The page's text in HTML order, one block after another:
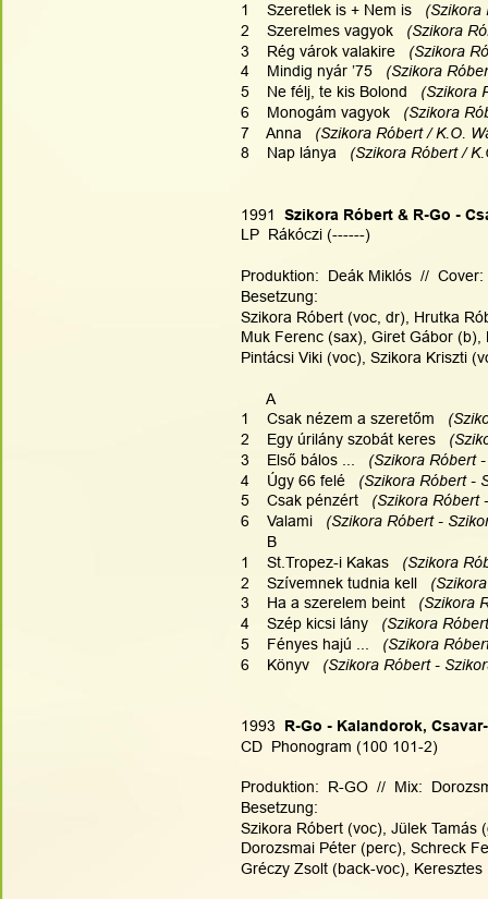
1    Szeretlek is + Nem is
(Szikora
2    Szerelmes vagyok
(Szikora
3    Rég várok valakire
(Szikora
4    Mindig nyár ’75
(Szikora
5    Ne félj, te kis Bolond
(Szikora
6    Monogám vagyok
(Szikora
7    Anna
(Szikora Róbert / K.O.
8    Nap lánya
(Szikora Róbert /
1991
Szikora Róbert & R-Go -
LP  Rákóczi (------)
Produktion:  Deák Miklós  //
Besetzung:
Szikora Róbert (voc, dr), Hrutka
Muk Ferenc (sax), Giret Gábor
Pintácsi Viki (voc), Szikora Kriszti
      A
1    Csak nézem a szeretőm
2    Egy úrilány szobát keres
3    Első bálos ...
(Szikora Róbert
4    Úgy 66 felé
(Szikora Róbert -
5    Csak pénzért
(Szikora Róbert
6    Valami
(Szikora Róbert -
      B
1    St.Tropez-i Kakas
(Szikora
2    Szívemnek tudnia kell
3    Ha a szerelem beint
(Szikora
4    Szép kicsi lány
(Szikora
5    Fényes hajú ...
(Szikora
6    Könyv
(Szikora Róbert -
1993
R-Go - Kalandorok,
CD  Phonogram (100 101-2)
Produktion:  R-GO  //  Mix:
Besetzung:
Szikora Róbert (voc), Jülek Tamás
Dorozsmai Péter (perc), Schreck
Gréczy Zsolt (back-voc),